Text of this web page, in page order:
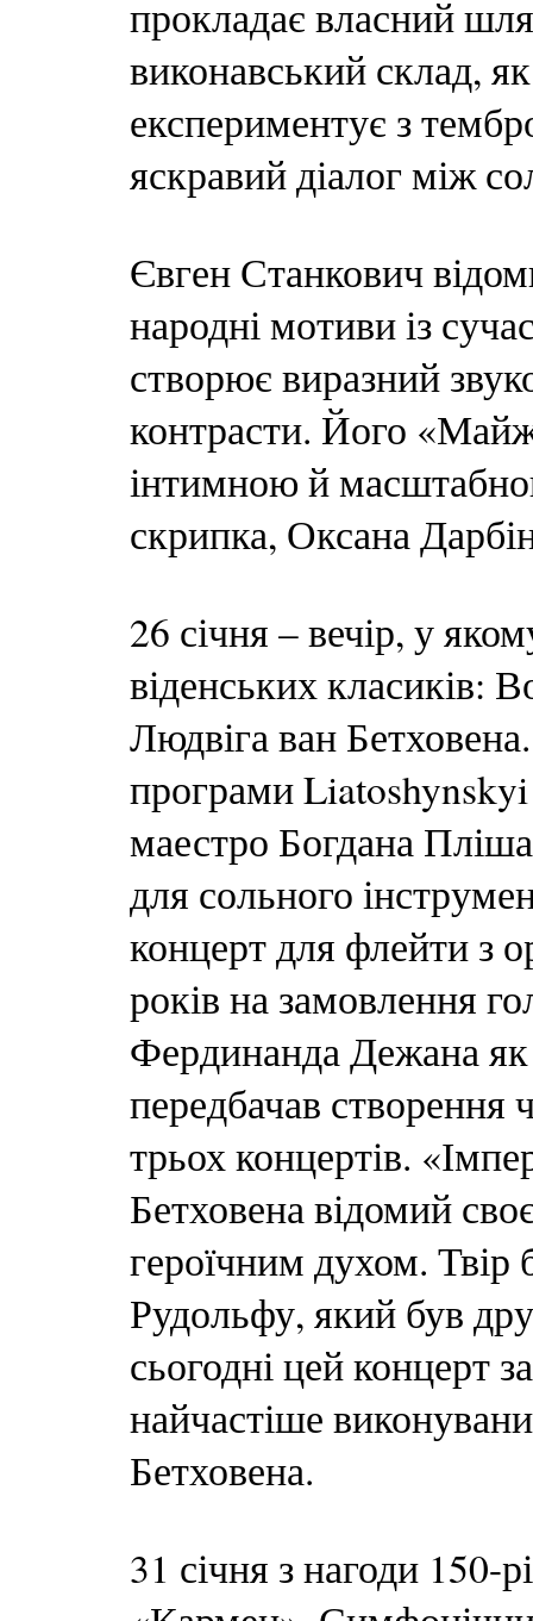
прокладає власний
виконавський склад,
експериментує з
яскравий діалог між
Євген Станкович
народні мотиви із
створює виразний
контрасти. Його
інтимною й
скрипка, Оксана
26 січня – вечір, у
віденських класиків:
Людвіга ван
програми
маестро Богдана
для сольного
концерт для флейти з
років на замовлення
Фердинанда Дежана
передбачав створення
трьох концертів.
Бетховена відомий
героїчним духом. Твір
Рудольфу, який був
сьогодні цей концерт
найчастіше
Бетховена.
31 січня з нагоди 150-